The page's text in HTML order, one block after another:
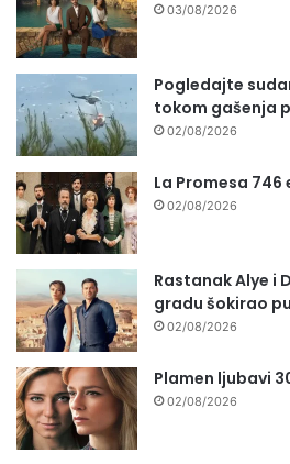
03/08/2026
Pogledajte
tokom gašenja
02/08/2026
La Promesa 746
02/08/2026
Rastanak Alye i
gradu šokirao
02/08/2026
Plamen ljubavi
02/08/2026